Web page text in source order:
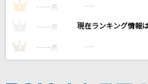
Vaundy
SEKAI NO OWARI(世界の終わり)
1 ---- 点 ----
---- 点 ----
3 ---- 点 ----